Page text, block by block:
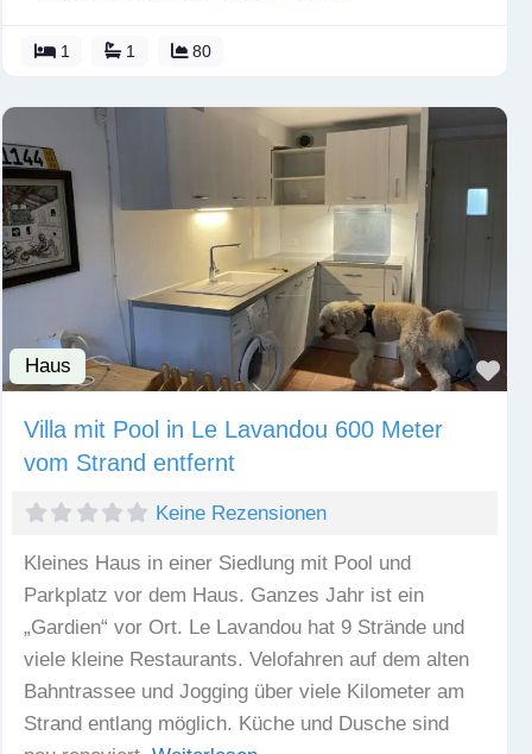
1 1 80
Haus
Villa mit Pool in Le Lavandou 600 Meter
vom Strand entfernt
Keine Rezensionen
Kleines Haus in einer Siedlung mit Pool und
Parkplatz vor dem Haus. Ganzes Jahr ist ein
„Gardien“ vor Ort. Le Lavandou hat 9 Strände und
viele kleine Restaurants. Velofahren auf dem alten
Bahntrassee und Jogging über viele Kilometer am
Strand entlang möglich. Küche und Dusche sind